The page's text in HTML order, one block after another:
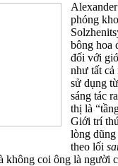
phóng
bông hoa
đối với
như tất
sử dụng
sáng tác
thị là
Giới trí
lòng dũng
theo lối
không coi ông là người